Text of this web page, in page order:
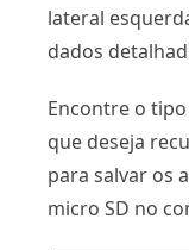
lateral
dados
Encontre o
que deseja
para salvar os
micro SD no